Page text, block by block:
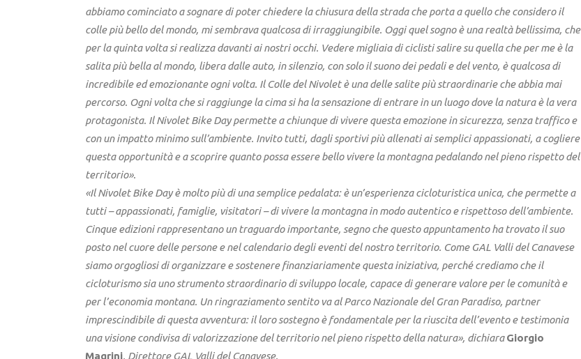
abbiamo cominciato a sognare di poter chiedere la chiusura della strada che porta a quello che considero il
colle più bello del mondo, mi sembrava qualcosa di irraggiungibile. Oggi quel sogno è una realtà bellissima, che
per la quinta volta si realizza davanti ai nostri occhi. Vedere migliaia di ciclisti salire su quella che per me è la
salita più bella al mondo, libera dalle auto, in silenzio, con solo il suono dei pedali e del vento, è qualcosa di
incredibile ed emozionante ogni volta. Il Colle del Nivolet è una delle salite più straordinarie che abbia mai
percorso. Ogni volta che si raggiunge la cima si ha la sensazione di entrare in un luogo dove la natura è la vera
protagonista. Il Nivolet Bike Day permette a chiunque di vivere questa emozione in sicurezza, senza traffico e
con un impatto minimo sull’ambiente. Invito tutti, dagli sportivi più allenati ai semplici appassionati, a cogliere
questa opportunità e a scoprire quanto possa essere bello vivere la montagna pedalando nel pieno rispetto del
territorio».
«Il Nivolet Bike Day è molto più di una semplice pedalata: è un’esperienza cicloturistica unica, che permette a
tutti – appassionati, famiglie, visitatori – di vivere la montagna in modo autentico e rispettoso dell’ambiente.
Cinque edizioni rappresentano un traguardo importante, segno che questo appuntamento ha trovato il suo
posto nel cuore delle persone e nel calendario degli eventi del nostro territorio. Come GAL Valli del Canavese
siamo orgogliosi di organizzare e sostenere finanziariamente questa iniziativa, perché crediamo che il
cicloturismo sia uno strumento straordinario di sviluppo locale, capace di generare valore per le comunità e
per l’economia montana. Un ringraziamento sentito va al Parco Nazionale del Gran Paradiso, partner
imprescindibile di questa avventura: il loro sostegno è fondamentale per la riuscita dell’evento e testimonia
una visione condivisa di valorizzazione del territorio nel pieno rispetto della natura», dichiaraGiorgio
Magrini, Direttore GAL Valli del Canavese.